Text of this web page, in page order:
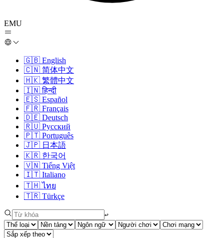
EMU
🇬🇧 English
🇨🇳 简体中文
🇭🇰 繁體中文
🇮🇳 हिन्दी
🇪🇸 Español
🇫🇷 Français
🇩🇪 Deutsch
🇷🇺 Русский
🇵🇹 Português
🇯🇵 日本語
🇰🇷 한국어
🇻🇳 Tiếng Việt
🇮🇹 Italiano
🇹🇭 ไทย
🇹🇷 Türkçe
↩︎